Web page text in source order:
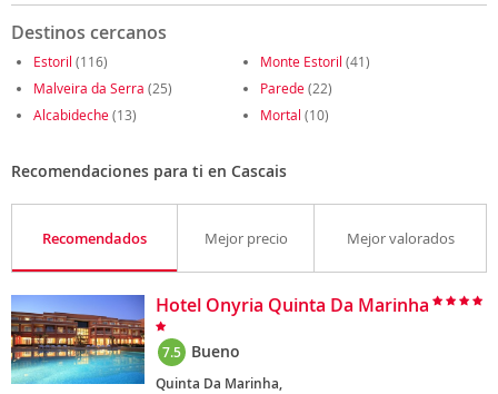
Destinos cercanos
Estoril (116) Monte Estoril (41)
Malveira da Serra (25) Parede(22)
Alcabideche(13) Mortal (10)
Recomendaciones para ti en Cascais
Recomendados Mejor precio Mejor valorados
Hotel Onyria Quinta Da Marinha
7.5 Bueno
Quinta Da Marinha,